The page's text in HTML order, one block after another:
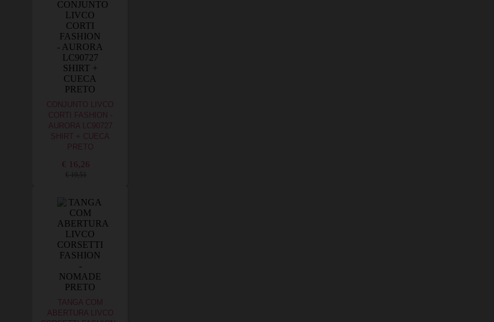
CONJUNTO LIVCO
CORTI FASHION -
AURORA LC90727
SHIRT + CUECA
PRETO
€ 16,26
€ 19,51
TANGA COM
ABERTURA LIVCO